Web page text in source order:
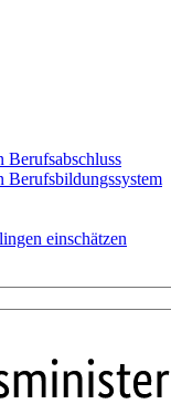
Berufsabschluss
Berufsbildungssystem
einschätzen